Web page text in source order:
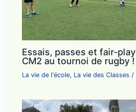
Essais, passes et fair-
CM2 au tournoi de rugby !
La vie de l'école, La vie des Classes /